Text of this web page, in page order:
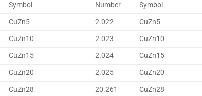
Symbol Number
Symbol
CuZn5 2.022 CuZn5
CuZn10 2.023 CuZn10
CuZn15 2.024 CuZn15
CuZn20 2.025 CuZn20
CuZn28 20.261 CuZn28